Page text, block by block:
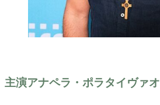
主演アナペラ・ポラタイヴァオ